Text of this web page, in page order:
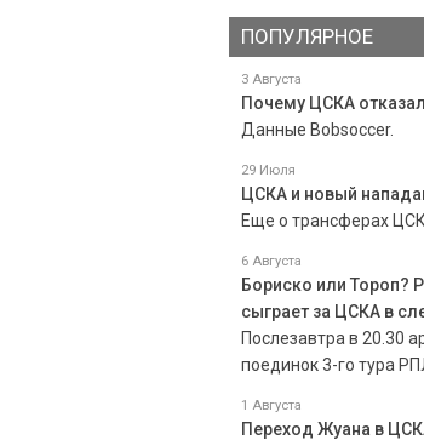
ПОПУЛЯРНОЕ
3 Августа
Почему ЦСКА
Данные Bobsoccer.
29 Июля
ЦСКА и новый
Еще о трансферах
6 Августа
Бориско или Тороп?
сыграет за ЦСКА в
Послезавтра в 20.30
поединок 3-го тура
1 Августа
Переход Жуана в